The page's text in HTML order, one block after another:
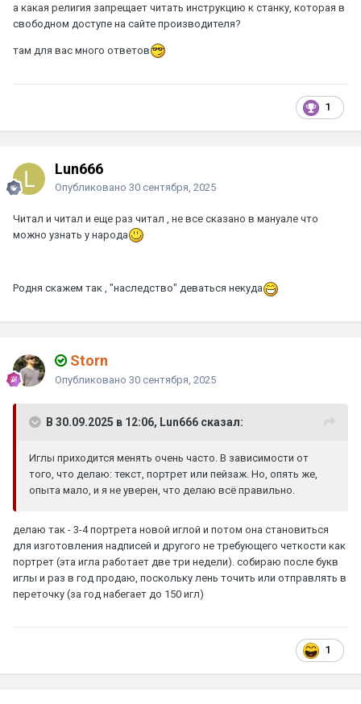
а какая религия запрещает читать инструкцию к станку, которая в
свободном доступе на сайте производителя?
там для вас много ответов
1
Lun666
Опубликовано 30 сентября, 2025
Читал и читал и еще раз читал , не все сказано в мануале что
можно узнать у народа
Родня скажем так , "наследство" деваться некуда
Storn
Опубликовано 30 сентября, 2025
В 30.09.2025 в 12:06, Lun666 сказал:
Иглы приходится менять очень часто. В зависимости от
того, что делаю: текст, портрет или пейзаж. Но, опять же,
опыта мало, и я не уверен, что делаю всё правильно.
делаю так - 3-4 портрета новой иглой и потом она становиться
для изготовления надписей и другого не требующего четкости как
портрет (эта игла работает две три недели). собираю после букв
иглы и раз в год продаю, поскольку лень точить или отправлять в
переточку (за год набегает до 150 игл)
1